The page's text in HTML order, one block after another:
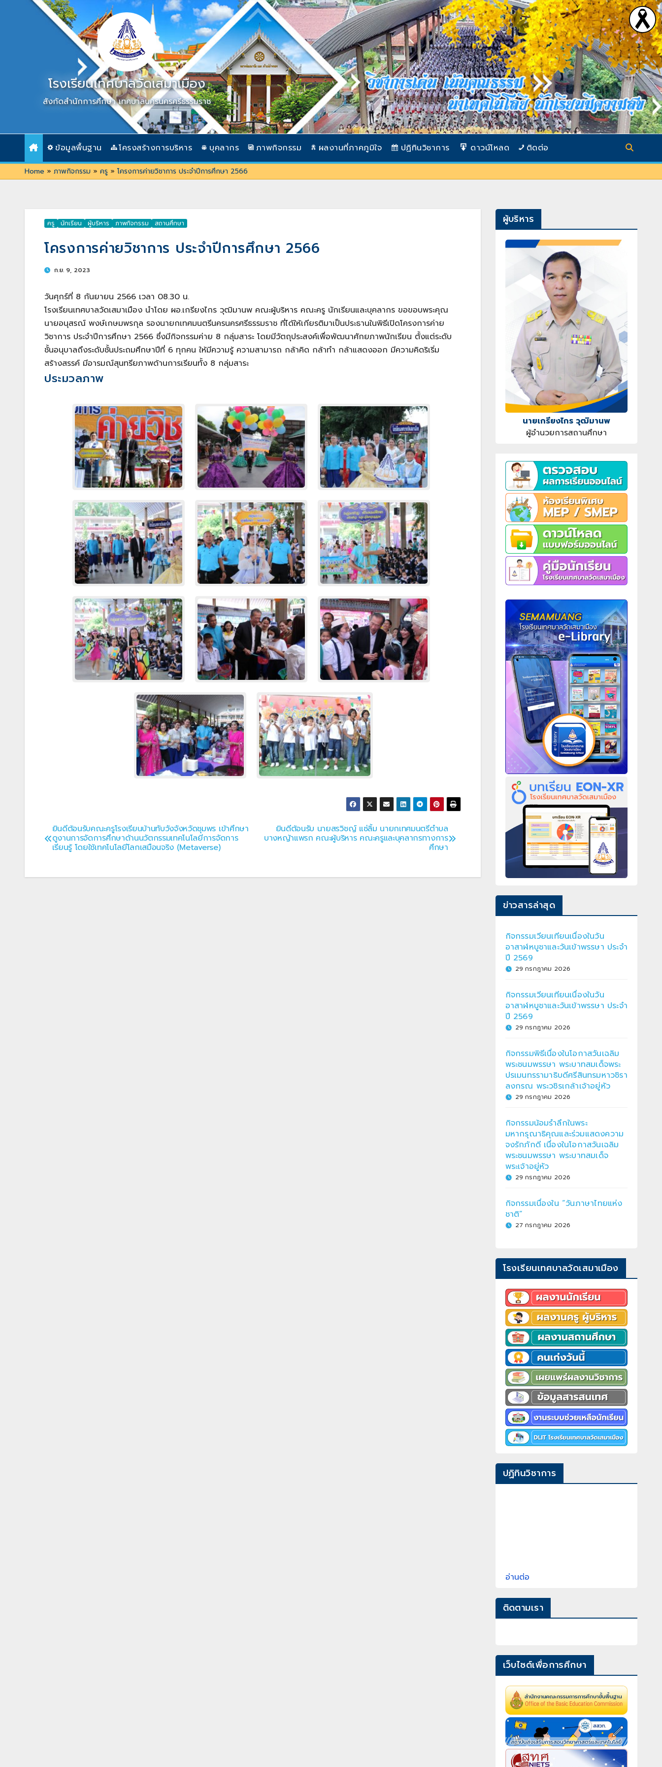
โรงเรียนเทศบาลวัดเสมาเมือง
สังกัดสำนักการศึกษา เทศบาลนครนครศรีธรรมราช
ข้อมูลพื้นฐาน โครงสร้างการบริหาร บุคลากร ภาพกิจกรรม ผลงานที่ภาคภูมิใจ ปฏิทินวิชาการ ดาวน์โหลด ติดต่อ
Home » ภาพกิจกรรม » ครู » โครงการค่ายวิชาการ ประจำปีการศึกษา 2566
ครู นักเรียน ผู้บริหาร ภาพกิจกรรม สถานศึกษา
โครงการค่ายวิชาการ ประจำปีการศึกษา 2566
ก.ย. 9, 2023
วันศุกร์ที่ 8 กันยายน 2566 เวลา 08.30 น.
โรงเรียนเทศบาลวัดเสมาเมือง นำโดย ผอ.เกรียงไกร วุฒิมานพ คณะผู้บริหาร คณะครู นักเรียนและบุคลากร ขอขอบพระคุณ
นายอนุสรณ์ พงษ์เกษมพรกุล รองนายกเทศมนตรีนครนครศรีธรรมราช ที่ได้ให้เกียรติมาเป็นประธานในพิธีเปิดโครงการค่าย
วิชาการ ประจำปีการศึกษา 2566 ซึ่งมีกิจกรรมค่าย 8 กลุ่มสาระ โดยมีวัตถุประสงค์เพื่อพัฒนาศักยภาพนักเรียน ตั้งแต่ระดับ
ชั้นอนุบาลถึงระดับชั้นประถมศึกษาปีที่ 6 ทุกคน ให้มีความรู้ ความสามารถ กล้าคิด กล้าทำ กล้าแสดงออก มีความคิดริเริ่ม
สร้างสรรค์ มีอารมณ์สุนทรียภาพด้านการเรียนทั้ง 8 กลุ่มสาระ
ประมวลภาพ
แนะแนว
เรื่อง
ยินดีต้อนรับ นายสรวิชญ์ แซ่ลิ้ม นายกเทศมนตรีตำบล
บางหญ้าแพรก คณะผู้บริหาร คณะครูและบุคลากรทางการ
ศึกษา
ยินดีต้อนรับคณะครูโรงเรียนบ้านทับวังจังหวัดชุมพร เข้าศึกษา
ดูงานการจัดการศึกษาด้านนวัตกรรมเทคโนโลยีการจัดการ
เรียนรู้ โดยใช้เทคโนโลยีโลกเสมือนจริง (Metaverse)
ผู้บริหาร
นายเกรียงไกร วุฒิมานพ
ผู้อำนวยการสถานศึกษา
ข่าวสารล่าสุด
กิจกรรมเวียนเทียนเนื่องในวัน
อาสาฬหบูชาและวันเข้าพรรษา ประจำ
ปี 2569
29 กรกฎาคม 2026
กิจกรรมเวียนเทียนเนื่องในวัน
อาสาฬหบูชาและวันเข้าพรรษา ประจำ
ปี 2569
29 กรกฎาคม 2026
กิจกรรมพิธีเนื่องในโอกาสวันเฉลิม
พระชนมพรรษา พระบาทสมเด็จพระ
ปรเมนทรรามาธิบดีศรีสินทรมหาวชิรา
ลงกรณ พระวชิรเกล้าเจ้าอยู่หัว
29 กรกฎาคม 2026
กิจกรรมน้อมรำลึกในพระ
มหากรุณาธิคุณและร่วมแสดงความ
จงรักภักดี เนื่องในโอกาสวันเฉลิม
พระชนมพรรษา พระบาทสมเด็จ
พระเจ้าอยู่หัว
29 กรกฎาคม 2026
กิจกรรมเนื่องใน “วันภาษาไทยแห่ง
ชาติ”
27 กรกฎาคม 2026
โรงเรียนเทศบาลวัดเสมาเมือง
ปฏิทินวิชาการ
อ่านต่อ
ติดตามเรา
เว็บไซต์เพื่อการศึกษา